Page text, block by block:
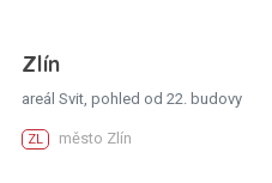
Zlín
areál Svit, pohled od 22. budovy
ZL město Zlín